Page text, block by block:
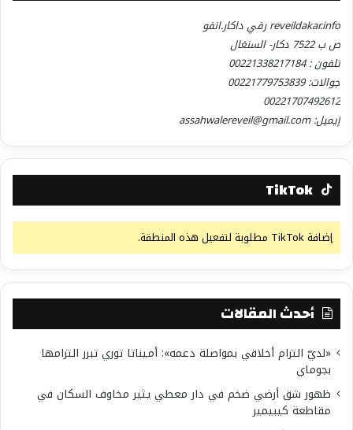
reveildakar.info رفي داكار.انفو
ص ب 7522 دكار- السنغال
تلفون : 00221338217184
جوالات: 00221779753839
00221707492612
إيميل: assahwalereveil@gmail.com
TikTok
إضافة TikTok مطلوبة لتفعيل هذه المنطقة.
أحدث المقالات
«لديّ التزام أخلاقي بمواصلة دعمه»: أميناتا توري تبرر التزامها
بجوماي
ظهور شق أرضي ضخم في دار معطي يثير مخاوف السكان في
مقاطعة كيبيمير